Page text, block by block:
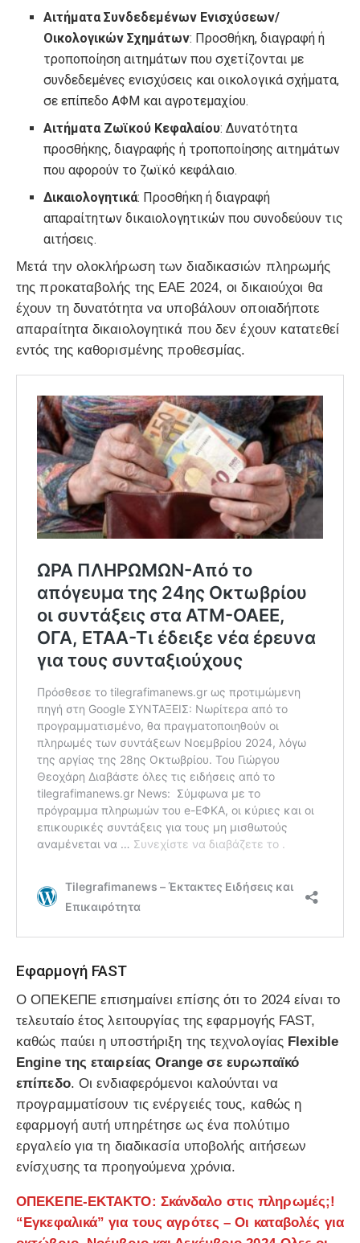
Αιτήματα Συνδεδεμένων Ενισχύσεων/
Οικολογικών Σχημάτων: Προσθήκη, διαγραφή ή
τροποποίηση αιτημάτων που σχετίζονται με
συνδεδεμένες ενισχύσεις και οικολογικά σχήματα,
σε επίπεδο ΑΦΜ και αγροτεμαχίου.
Αιτήματα Ζωϊκού Κεφαλαίου: Δυνατότητα
προσθήκης, διαγραφής ή τροποποίησης αιτημάτων
που αφορούν το ζωϊκό κεφάλαιο.
Δικαιολογητικά: Προσθήκη ή διαγραφή
απαραίτητων δικαιολογητικών που συνοδεύουν τις
αιτήσεις.
Μετά την ολοκλήρωση των διαδικασιών πληρωμής
της προκαταβολής της ΕΑΕ 2024, οι δικαιούχοι θα
έχουν τη δυνατότητα να υποβάλουν οποιαδήποτε
απαραίτητα δικαιολογητικά που δεν έχουν κατατεθεί
εντός της καθορισμένης προθεσμίας.
Εφαρμογή FAST
Ο ΟΠΕΚΕΠΕ επισημαίνει επίσης ότι το 2024 είναι το
τελευταίο έτος λειτουργίας της εφαρμογής FAST,
καθώς παύει η υποστήριξη της τεχνολογίας Flexible
Engine της εταιρείας Orange σε ευρωπαϊκό
επίπεδο. Οι ενδιαφερόμενοι καλούνται να
προγραμματίσουν τις ενέργειές τους, καθώς η
εφαρμογή αυτή υπηρέτησε ως ένα πολύτιμο
εργαλείο για τη διαδικασία υποβολής αιτήσεων
ενίσχυσης τα προηγούμενα χρόνια.
ΟΠΕΚΕΠΕ-ΕΚΤΑΚΤΟ: Σκάνδαλο στις πληρωμές;!
“Εγκεφαλικά” για τους αγρότες – Οι καταβολές για